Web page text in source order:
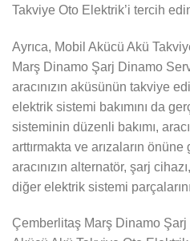
Takviye Oto Elektrik’i tercih
Ayrıca, Mobil Akücü Akü
Marş Dinamo Şarj Dinamo
aracınızın aküsünün takviye
elektrik sistemi bakımını da
sisteminin düzenli bakımı,
arttırmakta ve arızaların
aracınızın alternatör, şarj
diğer elektrik sistemi
Çemberlitaş Marş Dinamo